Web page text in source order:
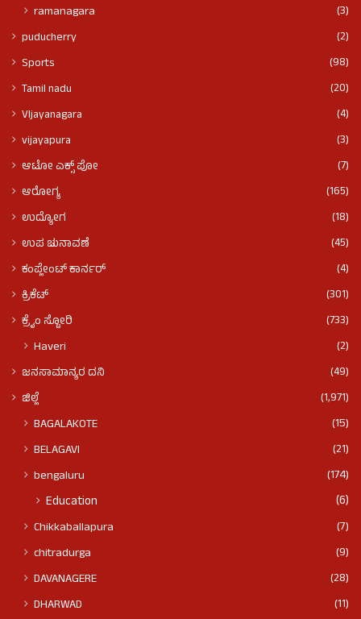
ramanagara (3)
puducherry
(2)
Sports
(98)
Tamil nadu
(20)
VIjayanagara
(4)
vijayapura
(3)
ಆಟೋ ಎಕ್ಸ್ ಪೋ
(7)
ಆರೋಗ್ಯ
(165)
ಉದ್ಯೋಗ
(18)
ಉಪ ಚುನಾವಣೆ
(45)
ಕಂಪ್ಲೇಂಟ್ ಕಾರ್ನರ್
(4)
ಕ್ರಿಕೆಟ್
(301)
ಕ್ರೈಂ ಸ್ಟೋರಿ
(733)
Haveri (2)
ಜನಸಾಮಾನ್ಯರ ದನಿ
(49)
ಜಿಲ್ಲೆ
(1,971)
BAGALAKOTE
(15)
BELAGAVI
(21)
bengaluru
(174)
Education (6)
Chikkaballapura
(7)
chitradurga
(9)
DAVANAGERE
(28)
DHARWAD
(11)